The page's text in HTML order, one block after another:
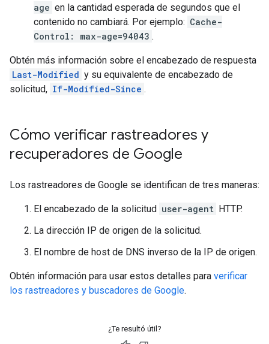
age en la cantidad esperada de segundos que el
contenido no cambiará. Por ejemplo: Cache-
Control: max-age=94043 .
Obtén más información sobre el encabezado de respuesta
Last-Modified y su equivalente de encabezado de
solicitud, If-Modified-Since .
Cómo verificar rastreadores y
recuperadores de Google
Los rastreadores de Google se identifican de tres maneras:
El encabezado de la solicitud user-agent HTTP.
La dirección IP de origen de la solicitud.
El nombre de host de DNS inverso de la IP de origen.
Obtén información para usar estos detalles para verificar
los rastreadores y buscadores de Google.
¿Te resultó útil?